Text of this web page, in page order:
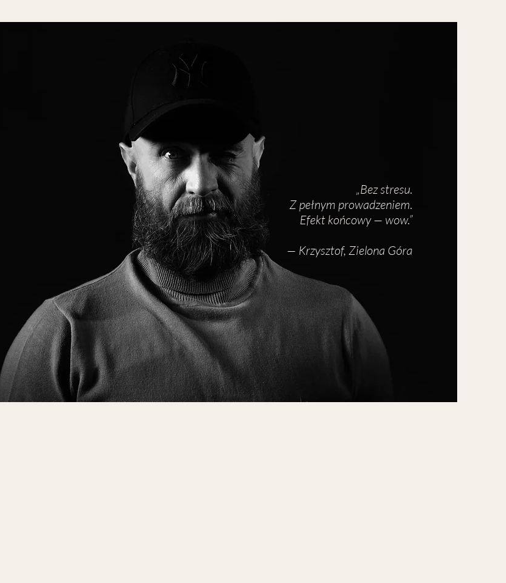
„Bez stresu.
Z pełnym prowadzeniem.
Efekt końcowy — wow.”
— Krzysztof, Zielona Góra